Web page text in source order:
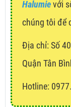
Halumievới
chúng tôi để
Địa chỉ: Số
Quận Tân
Hotline: